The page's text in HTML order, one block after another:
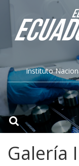
Instituto
Galería